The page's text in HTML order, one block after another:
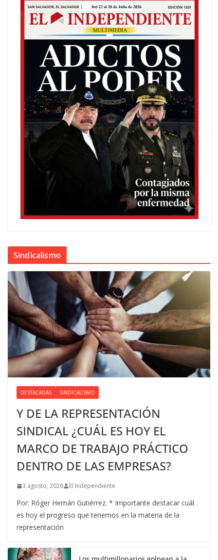
Sindicalismo
DESTACADAS SINDICALISMO
Y DE LA REPRESENTACIÓN
SINDICAL ¿CUÁL ES HOY EL
MARCO DE TRABAJO PRÁCTICO
DENTRO DE LAS EMPRESAS?
3 agosto, 2026 El Independiente
Por: Róger Hernán Gutiérrez. * Importante destacar cuál
es hoy el progreso que tenemos en la materia de la
representación